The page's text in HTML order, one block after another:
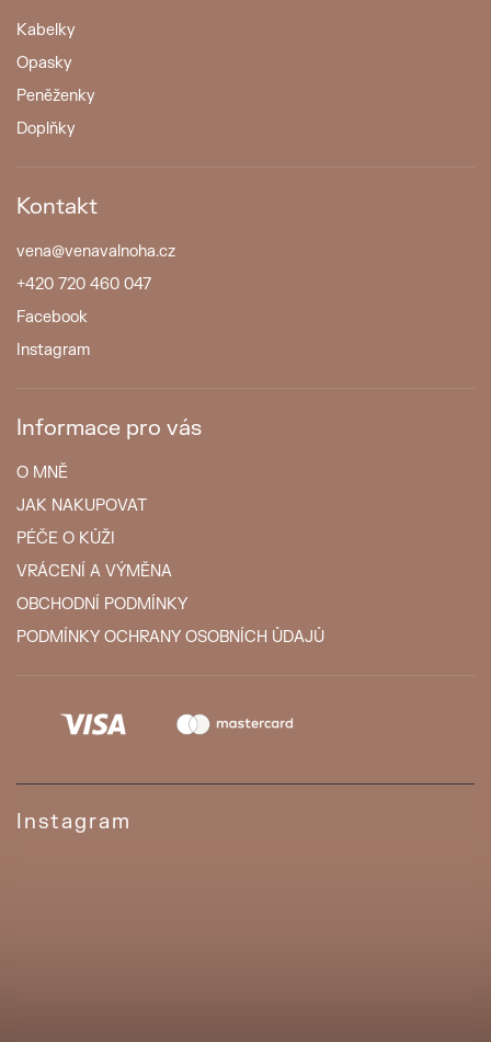
Kabelky
Opasky
Peněženky
Doplňky
Kontakt
vena@venavalnoha.cz
+420 720 460 047
Facebook
Instagram
Instagram
Informace pro vás
O MNĚ
JAK NAKUPOVAT
PÉČE O KŮŽI
VRÁCENÍ A VÝMĚNA
OBCHODNÍ PODMÍNKY
PODMÍNKY OCHRANY OSOBNÍCH ŮDAJŮ